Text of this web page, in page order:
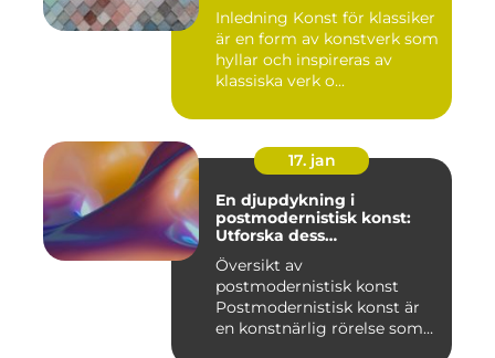
Inledning Konst för klassiker
är en form av konstverk som
hyllar och inspireras av
klassiska verk o...
17. jan
En djupdykning i
postmodernistisk konst:
Utforska dess
mångfasetterade natur
Översikt av
postmodernistisk konst
Postmodernistisk konst är
en konstnärlig rörelse som